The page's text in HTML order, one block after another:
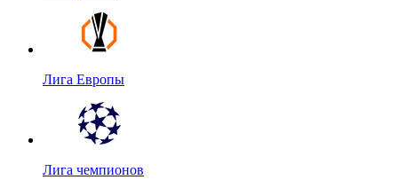
Лига Европы
Лига чемпионов